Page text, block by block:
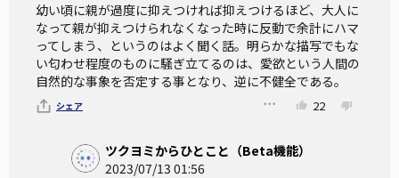
幼い頃に親が過度に抑えつければ抑えつけるほど、大人に
なって親が抑えつけられなくなった時に反動で余計にハマ
ってしまう、というのはよく聞く話。明らかな描写でもな
い匂わせ程度のものに騒ぎ立てるのは、愛欲という人間の
自然的な事象を否定する事となり、逆に不健全である。
シェア 22
ツクヨミからひとこと（Beta機能）
2023/07/13 01:56